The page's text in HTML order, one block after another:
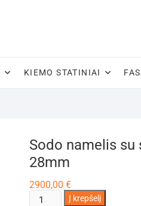
KIEMO STATINIAI
Sodo namelis su
28mm
2900,00 €
produkto
Į krepšelį